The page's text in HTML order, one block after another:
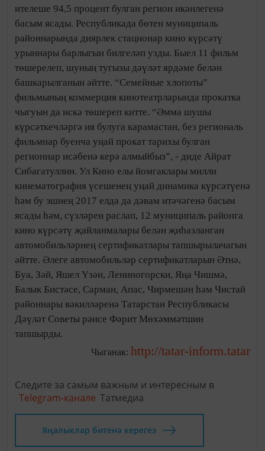
ителеше 94,5 процент булган регион икәнлегенә
басым ясады. Республикада бөтен муниципаль
районнарында диярлек стационар кино күрсәтү
урыннары барлыгын билгеләп узды. Быел 11 фильм
төшерелеп, шуның тугызы дәүләт ярдәме белән
башкарылганын әйтте. “Семейные хлопоты”
фильмының коммерция кинотеатрларында прокатка
чыгуын да искә төшереп китте. “Әмма шушы
күрсәткечләргә ия булуга карамастан, без региональ
фильмнар буенча уңай прокат тарихы булган
регионнар исәбенә керә алмыйбыз”, - диде Айрат
Сибагатуллин. Ул Кино елы йомгаклары милли
кинематография үсешенең уңай динамика күрсәтүенә
һәм бу эшнең 2017 елда да дәвам итәчәгенә басым
ясады һәм, сүзләрен раслап, 12 муниципаль районга
кино күрсәтү җайланмалары белән җиһазланган
автомобильләрнең сертификатлары тапшырылачагын
әйтте. Әлеге автомобильләр сертификатларын Әтнә,
Буа, Зәй, Яшел Үзән, Лениногорски, Яңа Чишмә,
Балык Бистәсе, Сарман, Апас, Чирмешән һәм Чистай
районнары вәкилләренә Татарстан Республикасы
Дәүләт Советы рәисе Фәрит Мөхәммәтшин
тапшырды.
Чыганак: http://tatar-inform.tatar
Следите за самым важным и интересным в
Telegram-канале Татмедиа
Яңалыклар битенә керегез